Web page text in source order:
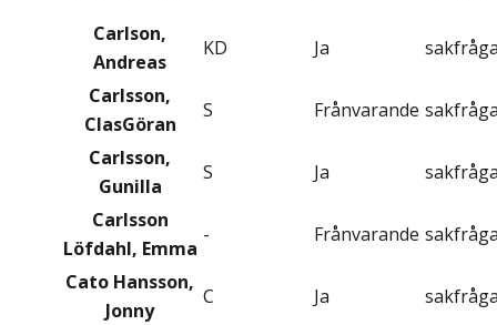
Carlson,
Andreas
KD Ja
Carlsson,
ClasGöran
S Frånvarande
Carlsson,
Gunilla
S Ja
Carlsson
Löfdahl, Emma
- Frånvarande
Cato Hansson,
Jonny
C Ja